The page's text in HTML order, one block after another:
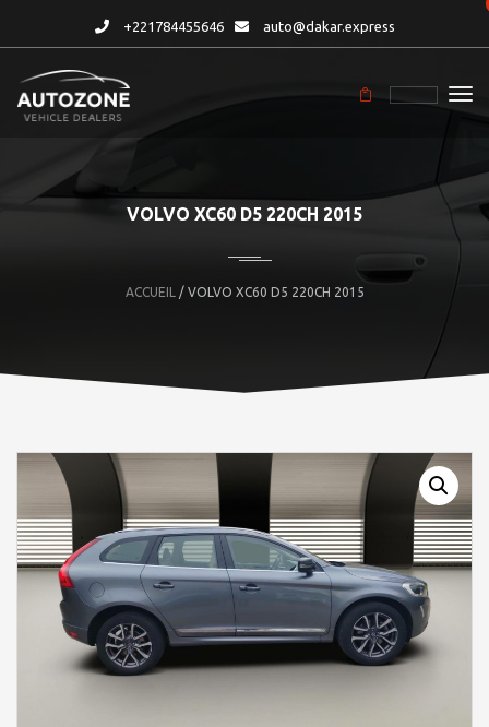
+221784455646 auto@dakar.express
VOLVO XC60 D5 220CH 2015
ACCUEIL / VOLVO XC60 D5 220CH 2015